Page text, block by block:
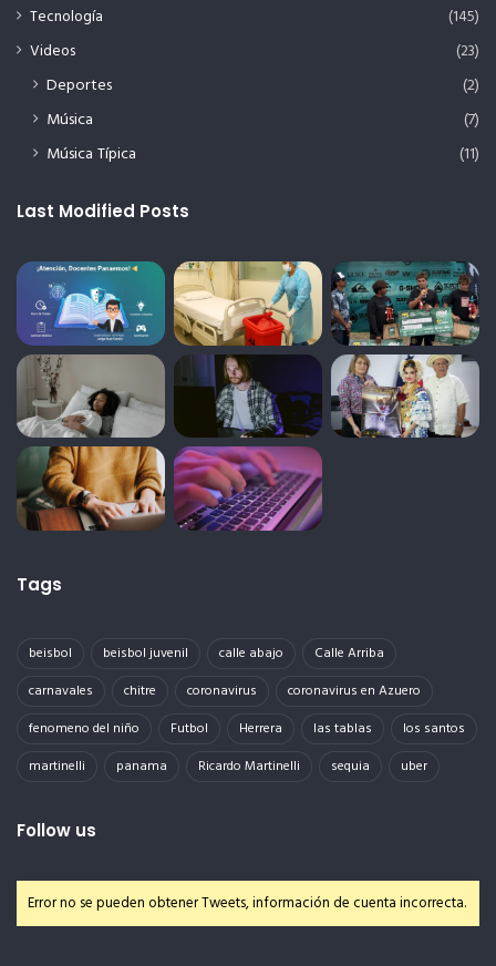
Tecnología
(145)
Videos
(23)
Deportes
(2)
Música
(7)
Música Típica
(11)
Last Modified Posts
Tags
beisbol beisbol juvenil calle abajo
Calle Arriba
carnavales
chitre coronavirus
coronavirus en Azuero
fenomeno del niño
Futbol Herrera las tablas
los santos
martinelli
panama Ricardo Martinelli sequia uber
Follow us
Error no se pueden obtener Tweets, información de cuenta incorrecta.